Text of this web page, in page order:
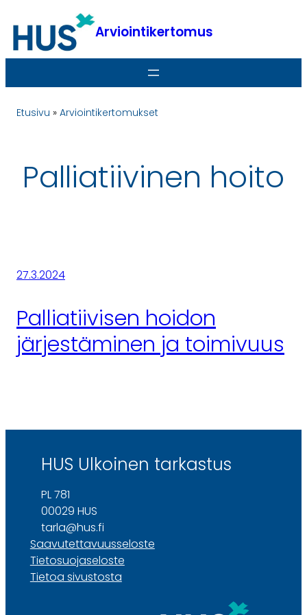
sisältöön
Arviointikertomus
Etusivu » Arviointikertomukset
Palliatiivinen hoito
27.3.2024
Palliatiivisen hoidon
järjestäminen ja toimivuus
HUS Ulkoinen tarkastus
PL 781
00029 HUS
tarla@hus.fi
Saavutettavuusseloste
Tietosuojaseloste
Tietoa sivustosta